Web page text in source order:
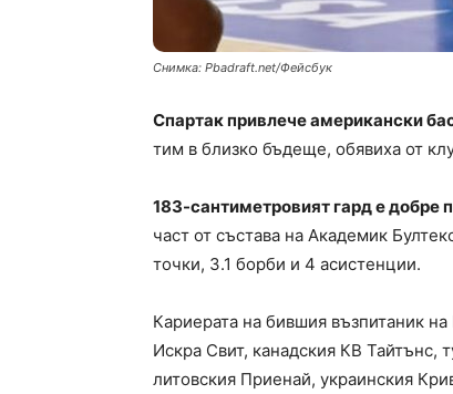
Снимка: Pbadraft.net/Фейсбук
Спартак привлече американски
тим в близко бъдеще, обявиха от
183-сантиметровият гард е добре
част от състава на Академик
точки, 3.1 борби и 4 асистенции.
Кариерата на бившия възпитаник
Искра Свит, канадския КВ
литовския Приенай, украинския